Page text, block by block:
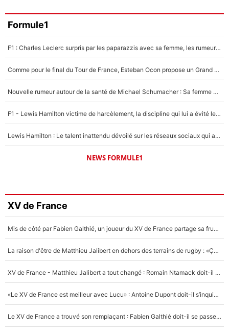
Formule1
F1 : Charles Leclerc surpris par les paparazzis avec sa femme, les rumeurs étaient vraies !
Comme pour le final du Tour de France, Esteban Ocon propose un Grand Prix de Formule 1 à Paris : «Autour de l’Arc de Triomphe, ce serait génial» !
Nouvelle rumeur autour de la santé de Michael Schumacher : Sa femme Corinna sort du silence
F1 - Lewis Hamilton victime de harcèlement, la discipline qui lui a évité le pire : «J'aurais probablement mal tourné»
Lewis Hamilton : Le talent inattendu dévoilé sur les réseaux sociaux qui a impressionné Kim Kardashian pendant leurs vacances en amoureux !
NEWS FORMULE1
XV de France
Mis de côté par Fabien Galthié, un joueur du XV de France partage sa frustration : «ils ne me l’ont pas dit tout de suite»
La raison d'être de Matthieu Jalibert en dehors des terrains de rugby : «Ça m'atteint autant que si tu touches à un membre de ma famille»
XV de France - Matthieu Jalibert a tout changé : Romain Ntamack doit-il s’inquiéter pour sa place à un an de la Coupe du monde ?
«Le XV de France est meilleur avec Lucu» : Antoine Dupont doit-il s’inquiéter pour sa place ?
Le XV de France a trouvé son remplaçant : Fabien Galthié doit-il se passer d'Antoine Dupont ?